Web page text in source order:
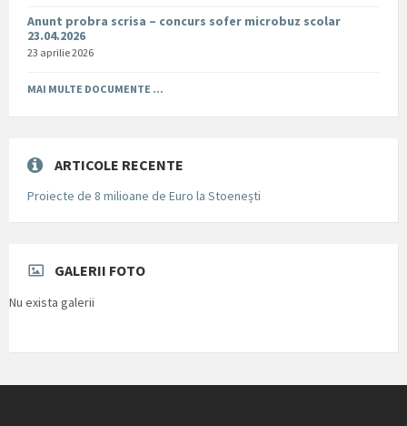
Anunt probra scrisa – concurs sofer microbuz scolar
23.04.2026
23 aprilie 2026
MAI MULTE DOCUMENTE ...
ARTICOLE RECENTE
Proiecte de 8 milioane de Euro la Stoenești
GALERII FOTO
Nu exista galerii